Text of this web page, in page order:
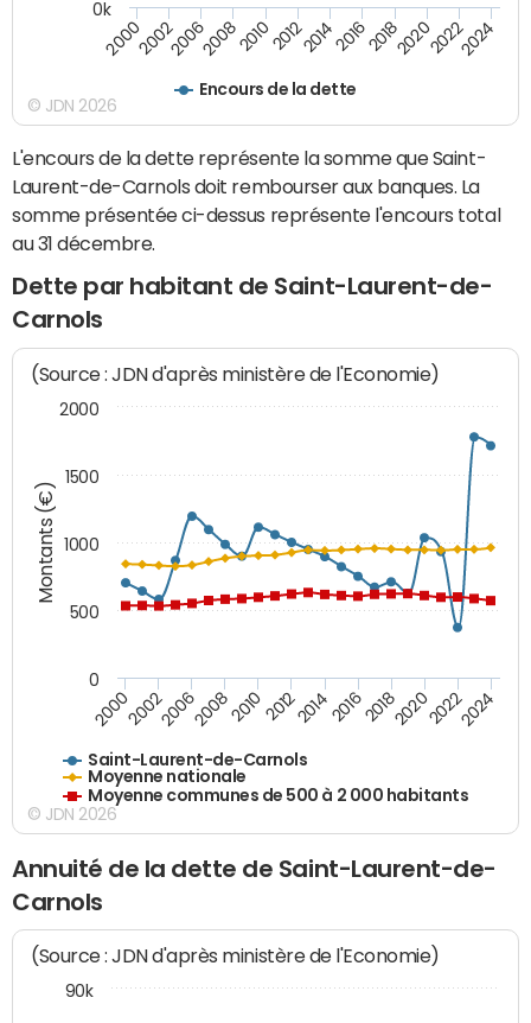
Encours de la dette
200020022006200820102012201420162018202020222024
0k
© JDN 2026
L'encours de la dette représente la somme que Saint-
Laurent-de-Carnols doit rembourser aux banques. La
somme présentée ci-dessus représente l'encours total
au 31 décembre.
Dette par habitant de Saint-Laurent-de-
Carnols
Montants (€)
(Source : JDN d'après ministère de l'Economie)
Saint-Laurent-de-Carnols
Moyenne nationale
Moyenne communes de 500 à 2 000 habitants
200020022006200820102012201420162018202020222024
0
500
1000
1500
2000
© JDN 2026
Annuité de la dette de Saint-Laurent-de-
Carnols
(Source : JDN d'après ministère de l'Economie)
90k